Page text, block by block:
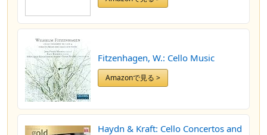
Fitzenhagen, W.: Cello Music
Amazonで見る >
Haydn & Kraft: Cello Concertos and